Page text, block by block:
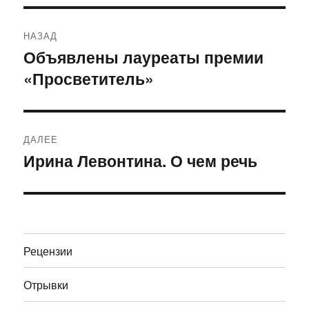
по
записям
НАЗАД
Предыдущая
запись:
Объявлены лауреаты премии
«Просветитель»
ДАЛЕЕ
Следующая
Ирина Левонтина. О чем речь
Рецензии
Отрывки